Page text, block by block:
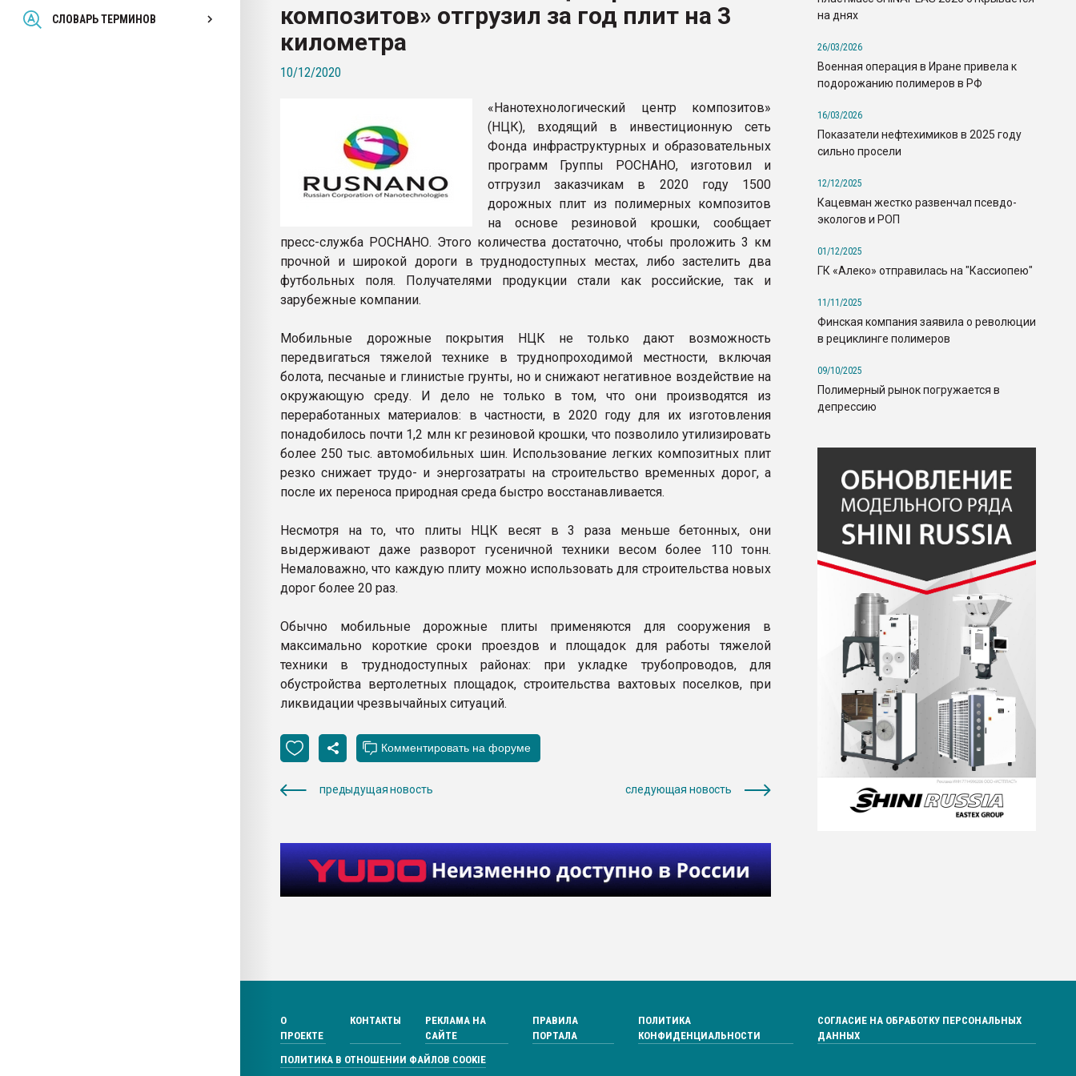
СЛОВАРЬ ТЕРМИНОВ
Всё, что касается выдува ПЭТ
бутылок
ПЕРЕЙТИ НА ФОРУМ
композитов» отгрузил за год плит на 3
километра
10/12/2020
«Нанотехнологический центр композитов»
(НЦК), входящий в инвестиционную сеть
Фонда инфраструктурных и образовательных
программ Группы РОСНАНО, изготовил и
отгрузил заказчикам в 2020 году 1500
дорожных плит из полимерных композитов
на основе резиновой крошки, сообщает
пресс-служба РОСНАНО. Этого количества достаточно, чтобы проложить 3 км
прочной и широкой дороги в труднодоступных местах, либо застелить два
футбольных поля. Получателями продукции стали как российские, так и
зарубежные компании.
Мобильные дорожные покрытия НЦК не только дают возможность
передвигаться тяжелой технике в труднопроходимой местности, включая
болота, песчаные и глинистые грунты, но и снижают негативное воздействие на
окружающую среду. И дело не только в том, что они производятся из
переработанных материалов: в частности, в 2020 году для их изготовления
понадобилось почти 1,2 млн кг резиновой крошки, что позволило утилизировать
более 250 тыс. автомобильных шин. Использование легких композитных плит
резко снижает трудо- и энергозатраты на строительство временных дорог, а
после их переноса природная среда быстро восстанавливается.
Несмотря на то, что плиты НЦК весят в 3 раза меньше бетонных, они
выдерживают даже разворот гусеничной техники весом более 110 тонн.
Немаловажно, что каждую плиту можно использовать для строительства новых
дорог более 20 раз.
Обычно мобильные дорожные плиты применяются для сооружения в
максимально короткие сроки проездов и площадок для работы тяжелой
техники в труднодоступных районах: при укладке трубопроводов, для
обустройства вертолетных площадок, строительства вахтовых поселков, при
ликвидации чрезвычайных ситуаций.
предыдущая новость следующая новость
на днях
26/03/2026
Военная операция в Иране привела к
подорожанию полимеров в РФ
16/03/2026
Показатели нефтехимиков в 2025 году
сильно просели
12/12/2025
Кацевман жестко развенчал псевдо-
экологов и РОП
01/12/2025
ГК «Алеко» отправилась на "Кассиопею"
11/11/2025
Финская компания заявила о революции
в рециклинге полимеров
09/10/2025
Полимерный рынок погружается в
депрессию
О
ПРОЕКТЕ
КОНТАКТЫ
РЕКЛАМА НА
САЙТЕ
ПРАВИЛА
ПОРТАЛА
ПОЛИТИКА
КОНФИДЕНЦИАЛЬНОСТИ
СОГЛАСИЕ НА ОБРАБОТКУ ПЕРСОНАЛЬНЫХ
ДАННЫХ
ПОЛИТИКА В ОТНОШЕНИИ ФАЙЛОВ COOKIE